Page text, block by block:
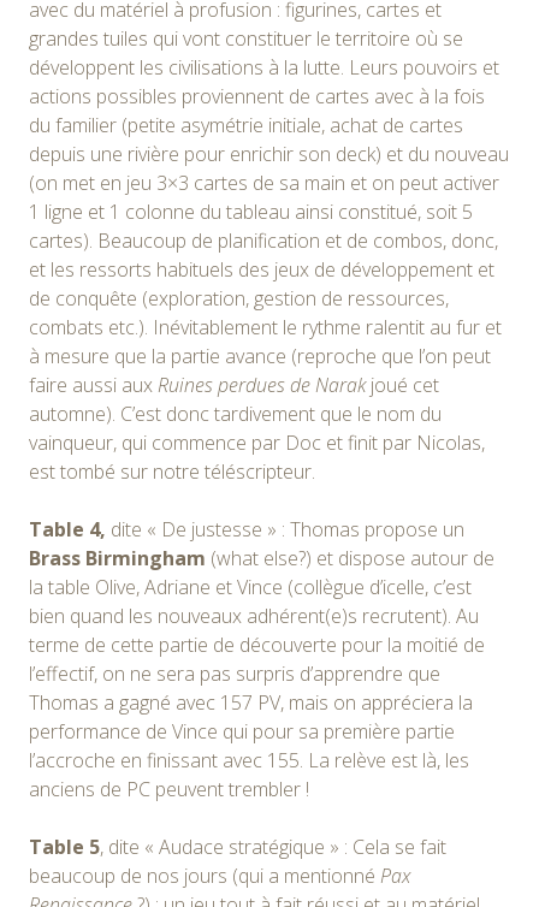
avec du matériel à profusion : figurines, cartes et
grandes tuiles qui vont constituer le territoire où se
développent les civilisations à la lutte. Leurs pouvoirs et
actions possibles proviennent de cartes avec à la fois
du familier (petite asymétrie initiale, achat de cartes
depuis une rivière pour enrichir son deck) et du nouveau
(on met en jeu 3×3 cartes de sa main et on peut activer
1 ligne et 1 colonne du tableau ainsi constitué, soit 5
cartes). Beaucoup de planification et de combos, donc,
et les ressorts habituels des jeux de développement et
de conquête (exploration, gestion de ressources,
combats etc.). Inévitablement le rythme ralentit au fur et
à mesure que la partie avance (reproche que l’on peut
faire aussi auxRuines perdues de Narakjoué cet
automne). C’est donc tardivement que le nom du
vainqueur, qui commence par Doc et finit par Nicolas,
est tombé sur notre téléscripteur.
Table 4, dite « De justesse » : Thomas propose un
Brass Birmingham (what else?) et dispose autour de
la table Olive, Adriane et Vince (collègue d’icelle, c’est
bien quand les nouveaux adhérent(e)s recrutent). Au
terme de cette partie de découverte pour la moitié de
l’effectif, on ne sera pas surpris d’apprendre que
Thomas a gagné avec 157 PV, mais on appréciera la
performance de Vince qui pour sa première partie
l’accroche en finissant avec 155. La relève est là, les
anciens de PC peuvent trembler !
Table 5, dite « Audace stratégique » : Cela se fait
beaucoup de nos jours (qui a mentionné Pax